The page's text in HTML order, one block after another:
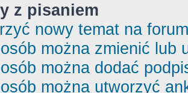
z pisaniem
nowy temat na
można zmienić lub
można dodać
można utworzyć